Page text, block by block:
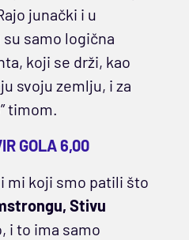
junački i u
samo logična
koji se drži, kao
svoju zemlju, i za
timom.
GOLA 6,00
mi koji smo patili što
Stivu
i to ima samo